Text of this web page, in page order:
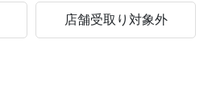
店舗受取り対象外